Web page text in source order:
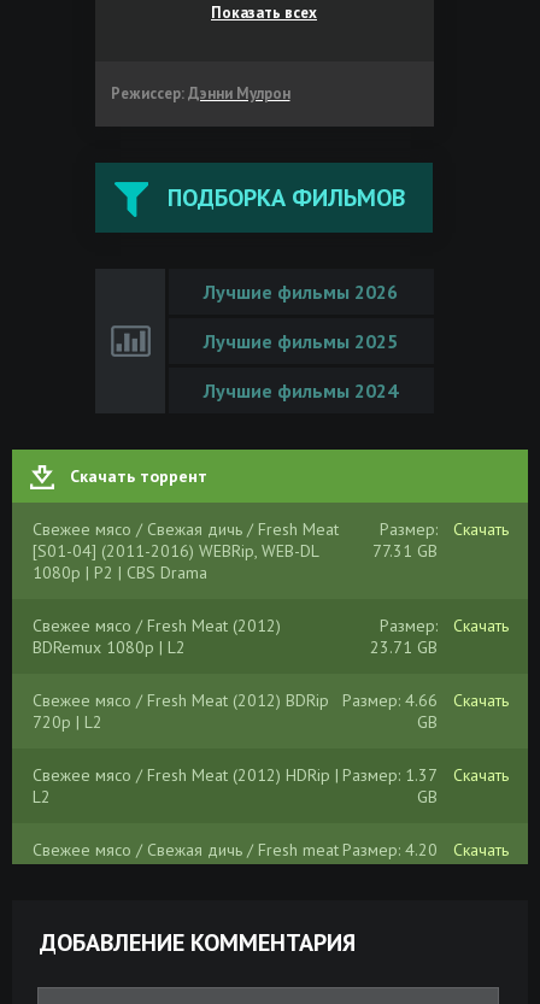
Показать всех
Режиссер: Дэнни Мулрон
ПОДБОРКА ФИЛЬМОВ
Лучшие фильмы 2026
Лучшие фильмы 2025
Лучшие фильмы 2024
Скачать торрент
Свежее мясо / Свежая дичь / Fresh Meat
[S01-04] (2011-2016) WEBRip, WEB-DL
1080p | P2 | CBS Drama
Размер:
77.31 GB
Скачать
Свежее мясо / Fresh Meat (2012)
BDRemux 1080р | L2
Размер:
23.71 GB
Скачать
Свежее мясо / Fresh Meat (2012) BDRip
720p | L2
Размер: 4.66
GB
Скачать
Свежее мясо / Fresh Meat (2012) HDRip |
L2
Размер: 1.37
GB
Скачать
Свежее мясо / Свежая дичь / Fresh meat
[S03] (2013) HDTVRip | L1
Размер: 4.20
GB
Скачать
[S01-02] (2011-2012) HDTVRip | Кубик в
ДОБАВЛЕНИЕ КОММЕНТАРИЯ